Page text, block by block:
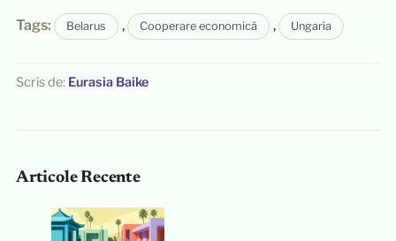
Tags: Belarus , Cooperare economică , Ungaria
Scris de: Eurasia Baike
Articole Recente